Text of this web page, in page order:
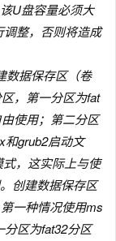
U盘容量必须大
整，否则将造成
数据保存区（卷
，第一分区为fat
使用；第二分区
和grub2启动文
，这实际上与使
创建数据保存区
一种情况使用ms
区为fat32分区